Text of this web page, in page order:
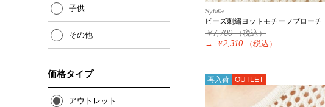
子供
その他
価格タイプ
アウトレット
Sybilla
ビーズ刺繍ヨットモチーフブローチ
￥7,700（税込）
→
￥2,310 （税込）
再入荷 OUTLET